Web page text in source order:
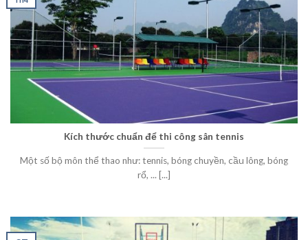
Kích thước chuẩn để thi công sân tennis
Một số bộ môn thể thao như: tennis, bóng chuyền, cầu lông, bóng
rổ, ... [...]